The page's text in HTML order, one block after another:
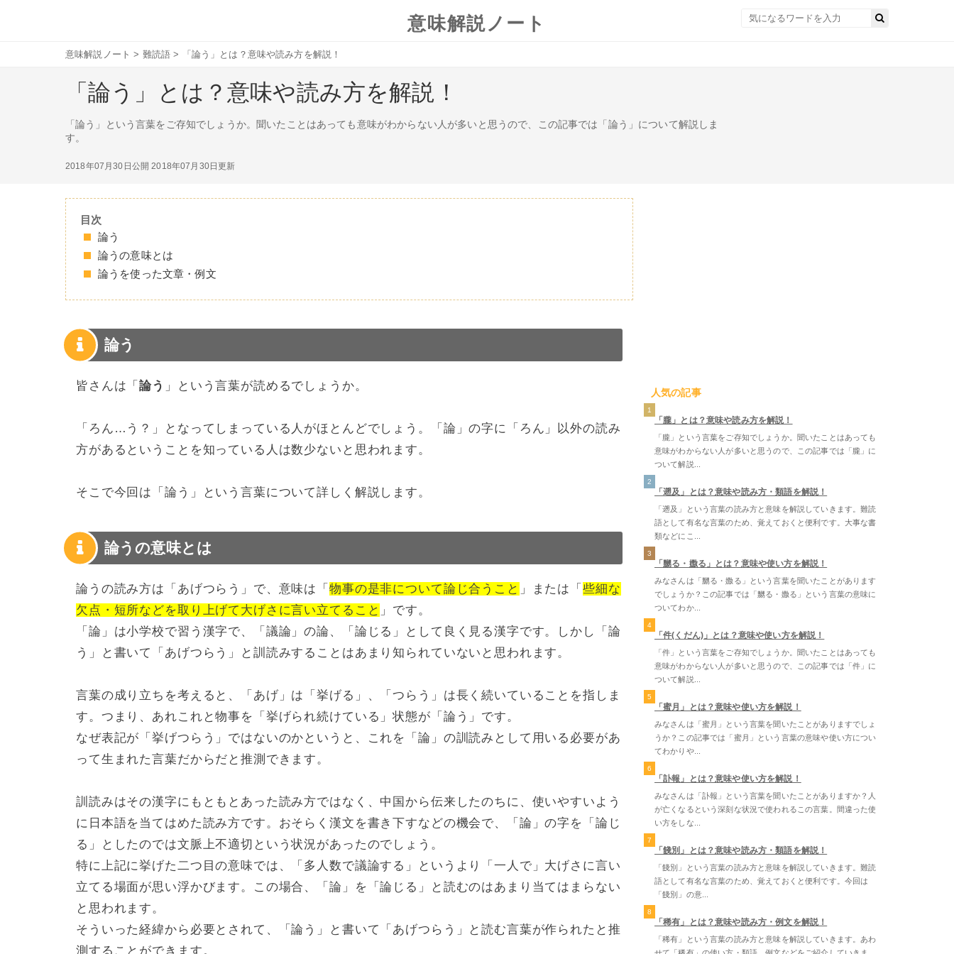
意味解説ノート
意味解説ノート > 難読語 > 「論う」とは？意味や読み方を解説！
「論う」とは？意味や読み方を解説！
「論う」という言葉をご存知でしょうか。聞いたことはあっても意味がわからない人が多いと思うので、この記事では「論う」について解説しま
す。
2018年07月30日公開 2018年07月30日更新
目次
論う
論うの意味とは
論うを使った文章・例文
論う
皆さんは「論う 」という言葉が読めるでしょうか。
「ろん…う？」となってしまっている人がほとんどでしょう。「論」の字に「ろん」以外の読み
方があるということを知っている人は数少ないと思われます。
そこで今回は「論う」という言葉について詳しく解説します。
論うの意味とは
論うの読み方は「あげつらう」で、意味は「物事の是非について論じ合うこと 」または「些細な
欠点・短所などを取り上げて大げさに言い立てること 」です。
「論」は小学校で習う漢字で、「議論」の論、「論じる」として良く見る漢字です。しかし「論
う」と書いて「あげつらう」と訓読みすることはあまり知られていないと思われます。
言葉の成り立ちを考えると、「あげ」は「挙げる」、「つらう」は長く続いていることを指しま
す。つまり、あれこれと物事を「挙げられ続けている」状態が「論う」です。
なぜ表記が「挙げつらう」ではないのかというと、これを「論」の訓読みとして用いる必要があ
って生まれた言葉だからだと推測できます。
訓読みはその漢字にもともとあった読み方ではなく、中国から伝来したのちに、使いやすいよう
に日本語を当てはめた読み方です。おそらく漢文を書き下すなどの機会で、「論」の字を「論じ
る」としたのでは文脈上不適切という状況があったのでしょう。
特に上記に挙げた二つ目の意味では、「多人数で議論する」というより「一人で」大げさに言い
立てる場面が思い浮かびます。この場合、「論」を「論じる」と読むのはあまり当てはまらない
と思われます。
そういった経緯から必要とされて、「論う」と書いて「あげつらう」と読む言葉が作られたと推
測することができます。
人気の記事
1
「朧」とは？意味や読み方を解説！
「朧」という言葉をご存知でしょうか。聞いたことはあっても
意味がわからない人が多いと思うので、この記事では「朧」に
ついて解説...
2
「遡及」とは？意味や読み方・類語を解説！
「遡及」という言葉の読み方と意味を解説していきます。難読
語として有名な言葉のため、覚えておくと便利です。大事な書
類などにこ...
3
「嬲る・嫐る」とは？意味や使い方を解説！
みなさんは「嬲る・嫐る」という言葉を聞いたことがあります
でしょうか？この記事では「嬲る・嫐る」という言葉の意味に
ついてわか...
4
「件(くだん)」とは？意味や使い方を解説！
「件」という言葉をご存知でしょうか。聞いたことはあっても
意味がわからない人が多いと思うので、この記事では「件」に
ついて解説...
5
「蜜月」とは？意味や使い方を解説！
みなさんは「蜜月」という言葉を聞いたことがありますでしょ
うか？この記事では「蜜月」という言葉の意味や使い方につい
てわかりや...
6
「訃報」とは？意味や使い方を解説！
みなさんは「訃報」という言葉を聞いたことがありますか？人
が亡くなるという深刻な状況で使われるこの言葉。間違った使
い方をしな...
7
「餞別」とは？意味や読み方・類語を解説！
「餞別」という言葉の読み方と意味を解説していきます。難読
語として有名な言葉のため、覚えておくと便利です。今回は
「餞別」の意...
8
「稀有」とは？意味や読み方・例文を解説！
「稀有」という言葉の読み方と意味を解説していきます。あわ